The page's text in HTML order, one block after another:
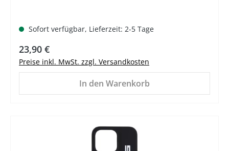
Sofort verfügbar, Lieferzeit: 2-5 Tage
Regulärer Preis:
23,90 €
Preise inkl. MwSt. zzgl. Versandkosten
In den Warenkorb